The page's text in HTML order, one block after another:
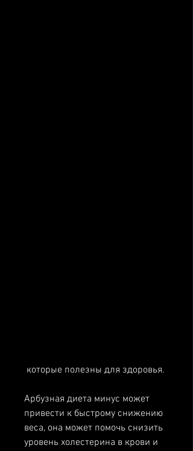
которые полезны для здоровья.
Арбузная диета минус может
привести к быстрому снижению
веса, она может помочь снизить
уровень холестерина в крови и